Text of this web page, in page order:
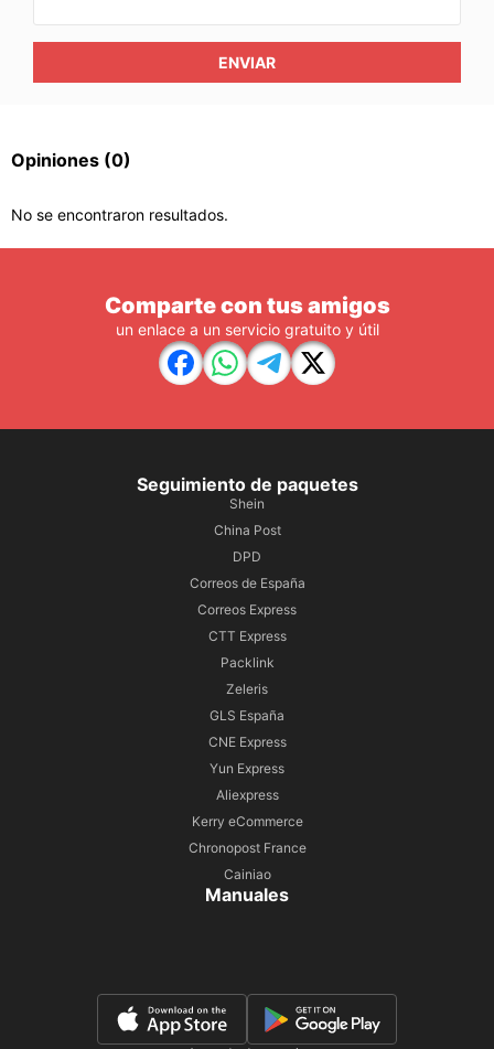
ENVIAR
Opiniones (0)
No se encontraron resultados.
Comparte con tus amigos
un enlace a un servicio gratuito y útil
Seguimiento de paquetes
Shein
China Post
DPD
Correos de España
Correos Express
CTT Express
Packlink
Zeleris
GLS España
CNE Express
Yun Express
Aliexpress
Kerry eCommerce
Chronopost France
Cainiao
Manuales